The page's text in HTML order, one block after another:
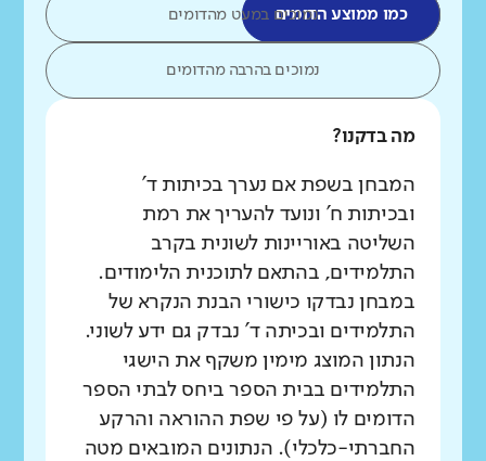
כמו ממוצע הדומיםנמוכים במעט מהדומים
נמוכים בהרבה מהדומים
מה בדקנו?
המבחן בשפת אם נערך בכיתות ד'
ובכיתות ח' ונועד להעריך את רמת
השליטה באוריינות לשונית בקרב
התלמידים, בהתאם לתוכנית הלימודים.
במבחן נבדקו כישורי הבנת הנקרא של
התלמידים ובכיתה ד' נבדק גם ידע לשוני.
הנתון המוצג מימין משקף את הישגי
התלמידים בבית הספר ביחס לבתי הספר
הדומים לו (על פי שפת ההוראה והרקע
החברתי-כלכלי). הנתונים המובאים מטה